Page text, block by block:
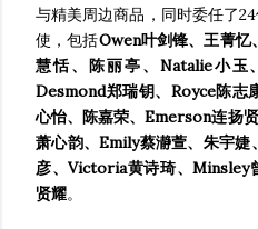
与精美周边商品，同时委任了
使，包括Owen叶剑锋、王菁
慧恬、陈丽亭、Natalie小玉
Desmond郑瑞钥、Royce陈志
心怡、陈嘉荣、Emerson连扬
萧心韵、Emily蔡瀞萱、朱宇
彦、Victoria黄诗琦、Minsley
贤耀。